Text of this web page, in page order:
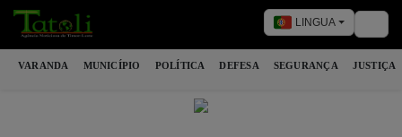
LINGUA
VARANDA MUNICÍPIO POLÍTICA DEFESA SEGURANÇA JUSTIÇA